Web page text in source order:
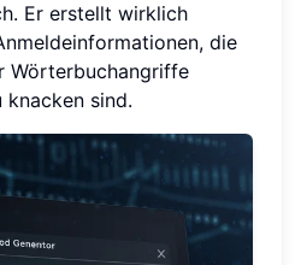
Er erstellt wirklich
die
Wörterbuchangriffe
knacken sind.